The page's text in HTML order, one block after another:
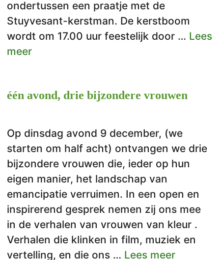
ondertussen een praatje met de
Stuyvesant-kerstman. De kerstboom
wordt om 17.00 uur feestelijk door … Lees
meer
één avond, drie bijzondere vrouwen
Op dinsdag avond 9 december, (we
starten om half acht) ontvangen we drie
bijzondere vrouwen die, ieder op hun
eigen manier, het landschap van
emancipatie verruimen. In een open en
inspirerend gesprek nemen zij ons mee
in de verhalen van vrouwen van kleur .
Verhalen die klinken in film, muziek en
vertelling, en die ons … Lees meer